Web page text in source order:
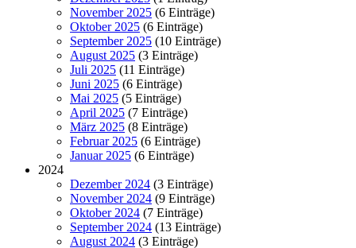
November 2025 (6 Einträge)
Oktober 2025 (6 Einträge)
September 2025 (10 Einträge)
August 2025 (3 Einträge)
Juli 2025 (11 Einträge)
Juni 2025 (6 Einträge)
Mai 2025 (5 Einträge)
April 2025 (7 Einträge)
März 2025 (8 Einträge)
Februar 2025 (6 Einträge)
Januar 2025 (6 Einträge)
2024
Dezember 2024 (3 Einträge)
November 2024 (9 Einträge)
Oktober 2024 (7 Einträge)
September 2024 (13 Einträge)
August 2024 (3 Einträge)